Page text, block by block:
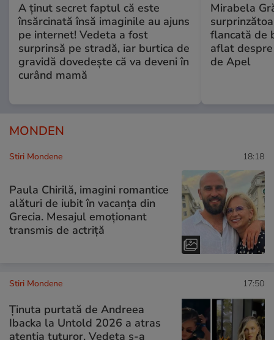
A ținut secret faptul că este
însărcinată însă imaginile au ajuns
pe internet! Vedeta a fost
surprinsă pe stradă, iar burtica de
gravidă dovedește că va deveni în
curând mamă
Mirabela
flancată de
aflat
de Apel
MONDEN
Stiri Mondene 18:18
Paula Chirilă, imagini romantice
alături de iubit în vacanța din
Grecia. Mesajul emoționant
transmis de actriță
Stiri Mondene 17:50
Ținuta purtată de Andreea
Ibacka la Untold 2026 a atras
atenția tuturor. Vedeta s-a